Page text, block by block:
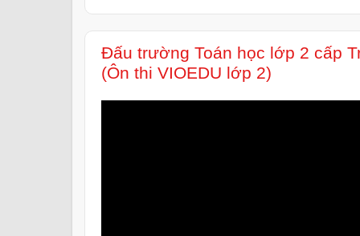
Đấu trường Toán học lớp 2 cấp
(Ôn thi VIOEDU lớp 2)